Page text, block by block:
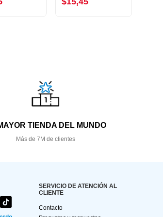
TIENDA DEL MUNDO
Más de 7M de clientes
SERVICIO DE ATENCIÓN AL
CLIENTE
Contacto